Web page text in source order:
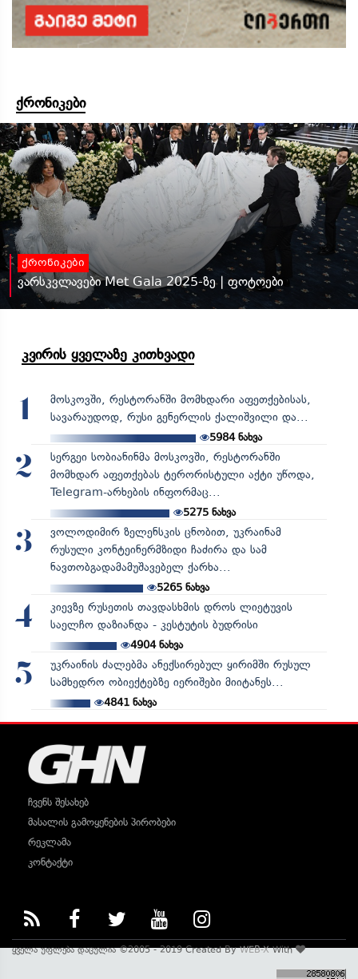
ქრონიკები
ქრონიკები
ვარსკვლავები Met Gala 2025-ზე | ფოტოები
კვირის ყველაზე კითხვადი
1
მოსკოვში, რესტორანში მომხდარი აფეთქებისას,
სავარაუდოდ, რუსი გენერლის ქალიშვილი და...
5984ნახვა
2
სერგეი სობიანინმა მოსკოვში, რესტორანში
მომხდარ აფეთქებას ტერორისტული აქტი უწოდა,
Telegram-არხების ინფორმაც...
5275ნახვა
3
ვოლოდიმირ ზელენსკის ცნობით, უკრაინამ
რუსული კონტეინერმზიდი ჩაძირა და სამ
ნავთობგადამამუშავებელ ქარხა...
5265ნახვა
4
კიევზე რუსეთის თავდასხმის დროს ლიეტუვის
საელჩო დაზიანდა - კესტუტის ბუდრისი
4904ნახვა
5
უკრაინის ძალებმა ანექსირებულ ყირიმში რუსულ
სამხედრო ობიექტებზე იერიშები მიიტანეს...
4841ნახვა
ჩვენს შესახებ
მასალის გამოყენების პირობები
რეკლამა
კონტაქტი
ყველა უფლება დაცულია ©2005 - 2019 Created ByWEB-XWith